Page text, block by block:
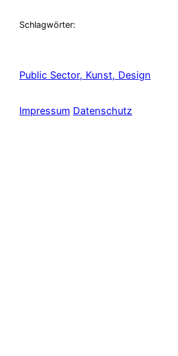
Schlagwörter:
Public Sector, Kunst, Design
Impressum Datenschutz